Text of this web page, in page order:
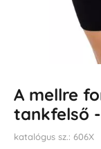
A mellre
tankfelső
katalógus sz.: 606X